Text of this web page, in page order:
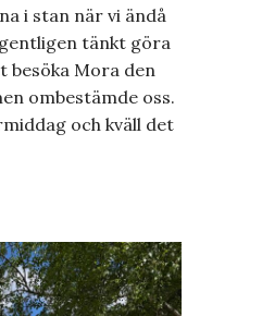
i stan när vi ändå
tänkt göra
Mora den
ombestämde oss.
och kväll det